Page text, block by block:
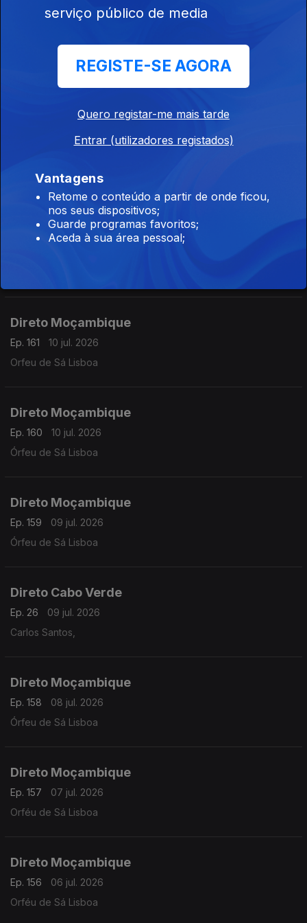
Direto Moçambique
15 jul. 2026
Direto Moçambique
Orfeu de Sá Lisboa
Direto Moçambique
Direto Moçambique
Ep. 161
10 jul. 2026
Orfeu de Sá Lisboa
Direto Moçambique
Ep. 160
10 jul. 2026
Órfeu de Sá Lisboa
Direto Moçambique
Ep. 159
09 jul. 2026
Órfeu de Sá Lisboa
Direto Cabo Verde
Ep. 26
09 jul. 2026
Carlos Santos,
Direto Moçambique
Ep. 158
08 jul. 2026
Órfeu de Sá Lisboa
Direto Moçambique
Ep. 157
07 jul. 2026
Orféu de Sá Lisboa
Direto Moçambique
Ep. 156
06 jul. 2026
Orféu de Sá Lisboa
serviço público de media
REGISTE-SE AGORA
Quero registar-me mais tarde
Entrar (utilizadores registados)
Vantagens
Retome o conteúdo a partir de onde ficou,
nos seus dispositivos;
Guarde programas favoritos;
Aceda à sua área pessoal;